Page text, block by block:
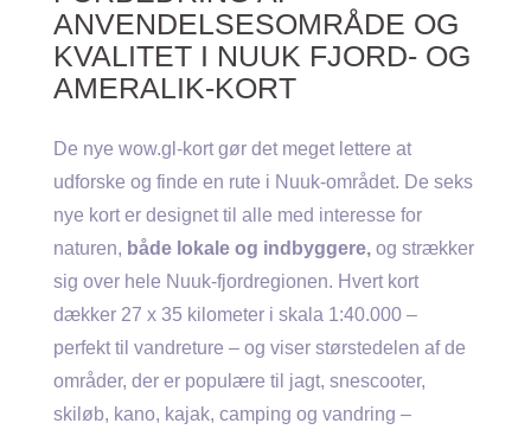
ANVENDELSESOMRÅDE OG
KVALITET I NUUK FJORD- OG
AMERALIK-KORT
De nye wow.gl-kort gør det meget lettere at
udforske og finde en rute i Nuuk-området. De seks
nye kort er designet til alle med interesse for
naturen, både lokale og indbyggere, og strækker
sig over hele Nuuk-fjordregionen. Hvert kort
dækker 27 x 35 kilometer i skala 1:40.000 –
perfekt til vandreture – og viser størstedelen af ​​de
områder, der er populære til jagt, snescooter,
skiløb, kano, kajak, camping og vandring –